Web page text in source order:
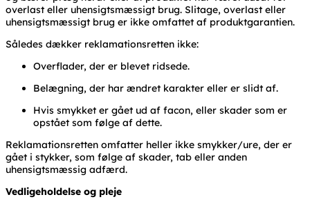
overlast eller uhensigtsmæssigt brug. Slitage, overlast eller
uhensigtsmæssigt brug er ikke omfattet af produktgarantien.
Således dækker reklamationsretten ikke:
Overflader, der er blevet ridsede.
Belægning, der har ændret karakter eller er slidt af.
Hvis smykket er gået ud af facon, eller skader som er
opstået som følge af dette.
Reklamationsretten omfatter heller ikke smykker/ure, der er
gået i stykker, som følge af skader, tab eller anden
uhensigtsmæssig adfærd.
Vedligeholdelse og pleje